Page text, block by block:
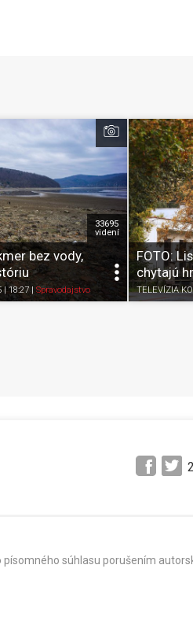
Pozrieť neskôr
bez vody,
| 18:27| Spravodajstvo
33695
videní
FOTO:
chytajú
TELEVÍZIA
súhlasu porušením